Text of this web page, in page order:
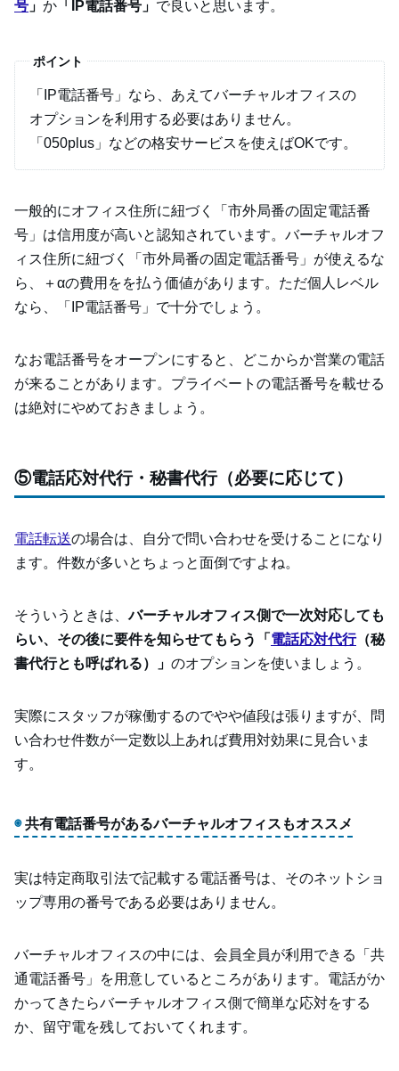
号 」 か 「IP電話番号」 で良いと思います。
ポイント
「IP電話番号」なら、あえてバーチャルオフィスの
オプションを利用する必要はありません。
「050plus」などの格安サービスを使えばOKです。
一般的にオフィス住所に紐づく「市外局番の固定電話番
号」は信用度が高いと認知されています。バーチャルオフ
ィス住所に紐づく「市外局番の固定電話番号」が使えるな
ら、＋αの費用をを払う価値があります。ただ個人レベル
なら、「IP電話番号」で十分でしょう。
なお電話番号をオープンにすると、どこからか営業の電話
が来ることがあります。プライベートの電話番号を載せる
は絶対にやめておきましょう。
⑤電話応対代行・秘書代行（必要に応じて）
電話転送の場合は、自分で問い合わせを受けることになり
ます。件数が多いとちょっと面倒ですよね。
そういうときは、バーチャルオフィス側で一次対応しても
らい、その後に要件を知らせてもらう「 電話応対代行（秘
書代行とも呼ばれる）」 のオプションを使いましょう。
実際にスタッフが稼働するのでやや値段は張りますが、問
い合わせ件数が一定数以上あれば費用対効果に見合いま
す。
共有電話番号があるバーチャルオフィスもオススメ
実は特定商取引法で記載する電話番号は、そのネットショ
ップ専用の番号である必要はありません。
バーチャルオフィスの中には、会員全員が利用できる「共
通電話番号」を用意しているところがあります。電話がか
かってきたらバーチャルオフィス側で簡単な応対をする
か、留守電を残しておいてくれます。